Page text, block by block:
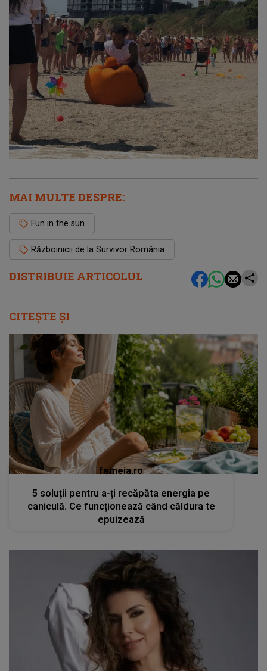
DISTRIBUIE ARTICOLUL
MAI MULTE DESPRE:
Fun in the sun
Războinicii de la Survivor România
CITEȘTE ȘI
femeia.ro
5 soluții pentru a-ți recăpăta energia pe
caniculă. Ce funcționează când căldura te
epuizează